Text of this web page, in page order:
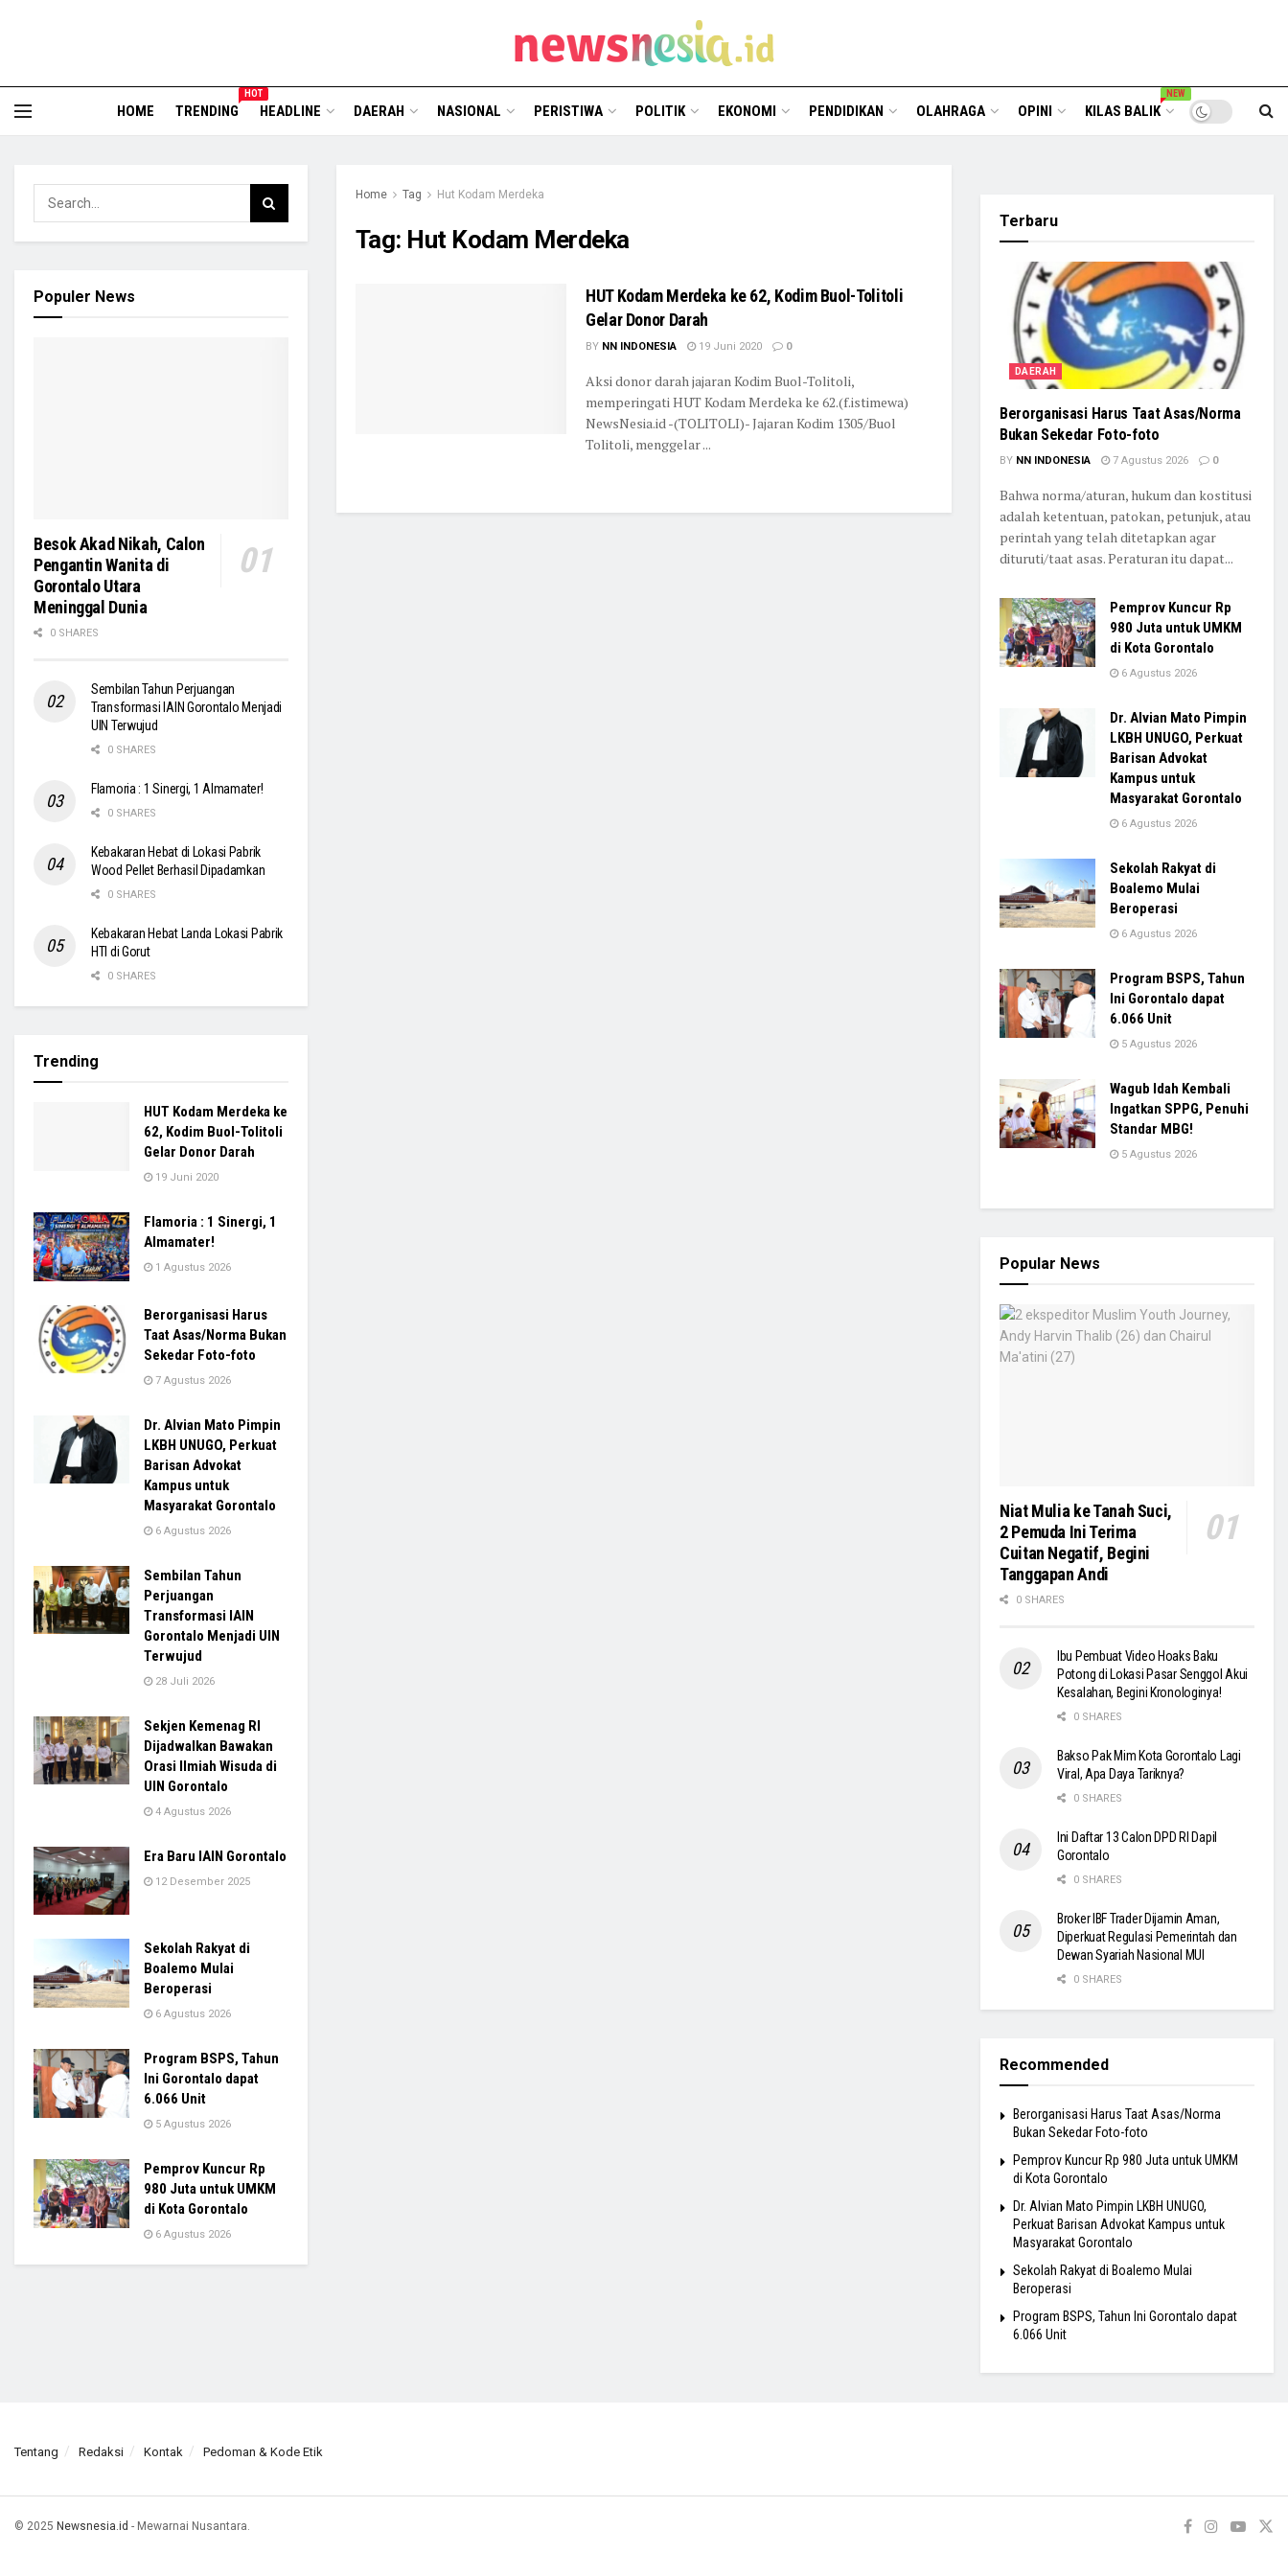
HOME TRENDING
HOT
HEADLINE DAERAH NASIONAL PERISTIWA POLITIK EKONOMI PENDIDIKAN OLAHRAGA OPINI KILAS BALIK
NEW
Home Tag Hut Kodam Merdeka
Tag: Hut Kodam Merdeka
HUT Kodam Merdeka ke 62, Kodim Buol-Tolitoli
Gelar Donor Darah
BY NN INDONESIA 19 Juni 2020 0
Aksi donor darah jajaran Kodim Buol-Tolitoli,
memperingati HUT Kodam Merdeka ke 62.(f.istimewa)
NewsNesia.id -(TOLITOLI)- Jajaran Kodim 1305/Buol
Tolitoli, menggelar ...
Populer News
Besok Akad Nikah, Calon
Pengantin Wanita di
Gorontalo Utara
Meninggal Dunia
0 SHARES
Sembilan Tahun Perjuangan
Transformasi IAIN Gorontalo Menjadi
UIN Terwujud
0 SHARES
Flamoria : 1 Sinergi, 1 Almamater!
0 SHARES
Kebakaran Hebat di Lokasi Pabrik
Wood Pellet Berhasil Dipadamkan
0 SHARES
Kebakaran Hebat Landa Lokasi Pabrik
HTI di Gorut
0 SHARES
Trending
HUT Kodam Merdeka ke
62, Kodim Buol-Tolitoli
Gelar Donor Darah
19 Juni 2020
Flamoria : 1 Sinergi, 1
Almamater!
1 Agustus 2026
Berorganisasi Harus
Taat Asas/Norma Bukan
Sekedar Foto-foto
7 Agustus 2026
Dr. Alvian Mato Pimpin
LKBH UNUGO, Perkuat
Barisan Advokat
Kampus untuk
Masyarakat Gorontalo
6 Agustus 2026
Sembilan Tahun
Perjuangan
Transformasi IAIN
Gorontalo Menjadi UIN
Terwujud
28 Juli 2026
Sekjen Kemenag RI
Dijadwalkan Bawakan
Orasi Ilmiah Wisuda di
UIN Gorontalo
4 Agustus 2026
Era Baru IAIN Gorontalo
12 Desember 2025
Sekolah Rakyat di
Boalemo Mulai
Beroperasi
6 Agustus 2026
Program BSPS, Tahun
Ini Gorontalo dapat
6.066 Unit
5 Agustus 2026
Pemprov Kuncur Rp
980 Juta untuk UMKM
di Kota Gorontalo
6 Agustus 2026
Terbaru
DAERAH
Berorganisasi Harus Taat Asas/Norma
Bukan Sekedar Foto-foto
BY NN INDONESIA 7 Agustus 2026 0
Bahwa norma/aturan, hukum dan kostitusi
adalah ketentuan, patokan, petunjuk, atau
perintah yang telah ditetapkan agar
dituruti/taat asas. Peraturan itu dapat...
Pemprov Kuncur Rp
980 Juta untuk UMKM
di Kota Gorontalo
6 Agustus 2026
Dr. Alvian Mato Pimpin
LKBH UNUGO, Perkuat
Barisan Advokat
Kampus untuk
Masyarakat Gorontalo
6 Agustus 2026
Sekolah Rakyat di
Boalemo Mulai
Beroperasi
6 Agustus 2026
Program BSPS, Tahun
Ini Gorontalo dapat
6.066 Unit
5 Agustus 2026
Wagub Idah Kembali
Ingatkan SPPG, Penuhi
Standar MBG!
5 Agustus 2026
Popular News
Niat Mulia ke Tanah Suci,
2 Pemuda Ini Terima
Cuitan Negatif, Begini
Tanggapan Andi
0 SHARES
Ibu Pembuat Video Hoaks Baku
Potong di Lokasi Pasar Senggol Akui
Kesalahan, Begini Kronologinya!
0 SHARES
Bakso Pak Mim Kota Gorontalo Lagi
Viral, Apa Daya Tariknya?
0 SHARES
Ini Daftar 13 Calon DPD RI Dapil
Gorontalo
0 SHARES
Broker IBF Trader Dijamin Aman,
Diperkuat Regulasi Pemerintah dan
Dewan Syariah Nasional MUI
0 SHARES
Recommended
Berorganisasi Harus Taat Asas/Norma
Bukan Sekedar Foto-foto
Pemprov Kuncur Rp 980 Juta untuk UMKM
di Kota Gorontalo
Dr. Alvian Mato Pimpin LKBH UNUGO,
Perkuat Barisan Advokat Kampus untuk
Masyarakat Gorontalo
Sekolah Rakyat di Boalemo Mulai
Beroperasi
Program BSPS, Tahun Ini Gorontalo dapat
6.066 Unit
Tentang Redaksi Kontak Pedoman & Kode Etik
© 2025 Newsnesia.id - Mewarnai Nusantara.